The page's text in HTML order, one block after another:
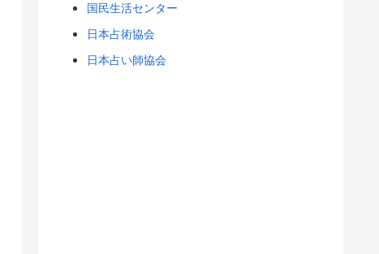
国民生活センター
日本占術協会
日本占い師協会